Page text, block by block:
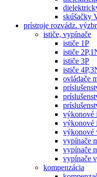
skúšačky
prístroje rozvádz.
ističe, vypínače
ističe 1P
ističe
ističe 3P
ističe
ovládače
výkonové
výkonové
výkonové
vypínače
vypínače
vypínače
kompenzácia